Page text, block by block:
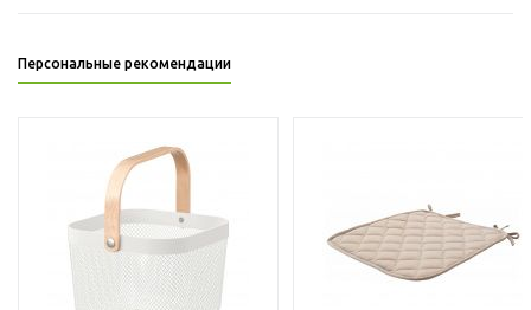
Персональные рекомендации